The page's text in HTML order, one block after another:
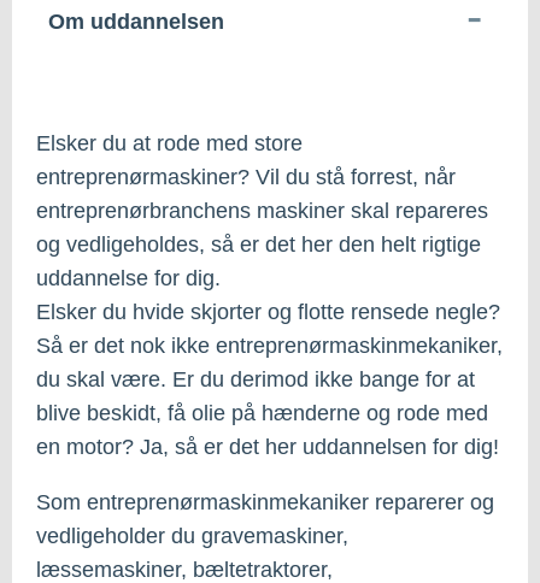
Om uddannelsen
Elsker du at rode med store
entreprenørmaskiner? Vil du stå forrest, når
entreprenørbranchens maskiner skal repareres
og vedligeholdes, så er det her den helt rigtige
uddannelse for dig.
Elsker du hvide skjorter og flotte rensede negle?
Så er det nok ikke entreprenørmaskinmekaniker,
du skal være. Er du derimod ikke bange for at
blive beskidt, få olie på hænderne og rode med
en motor? Ja, så er det her uddannelsen for dig!
Som entreprenørmaskinmekaniker reparerer og
vedligeholder du gravemaskiner,
læssemaskiner, bæltetraktorer,